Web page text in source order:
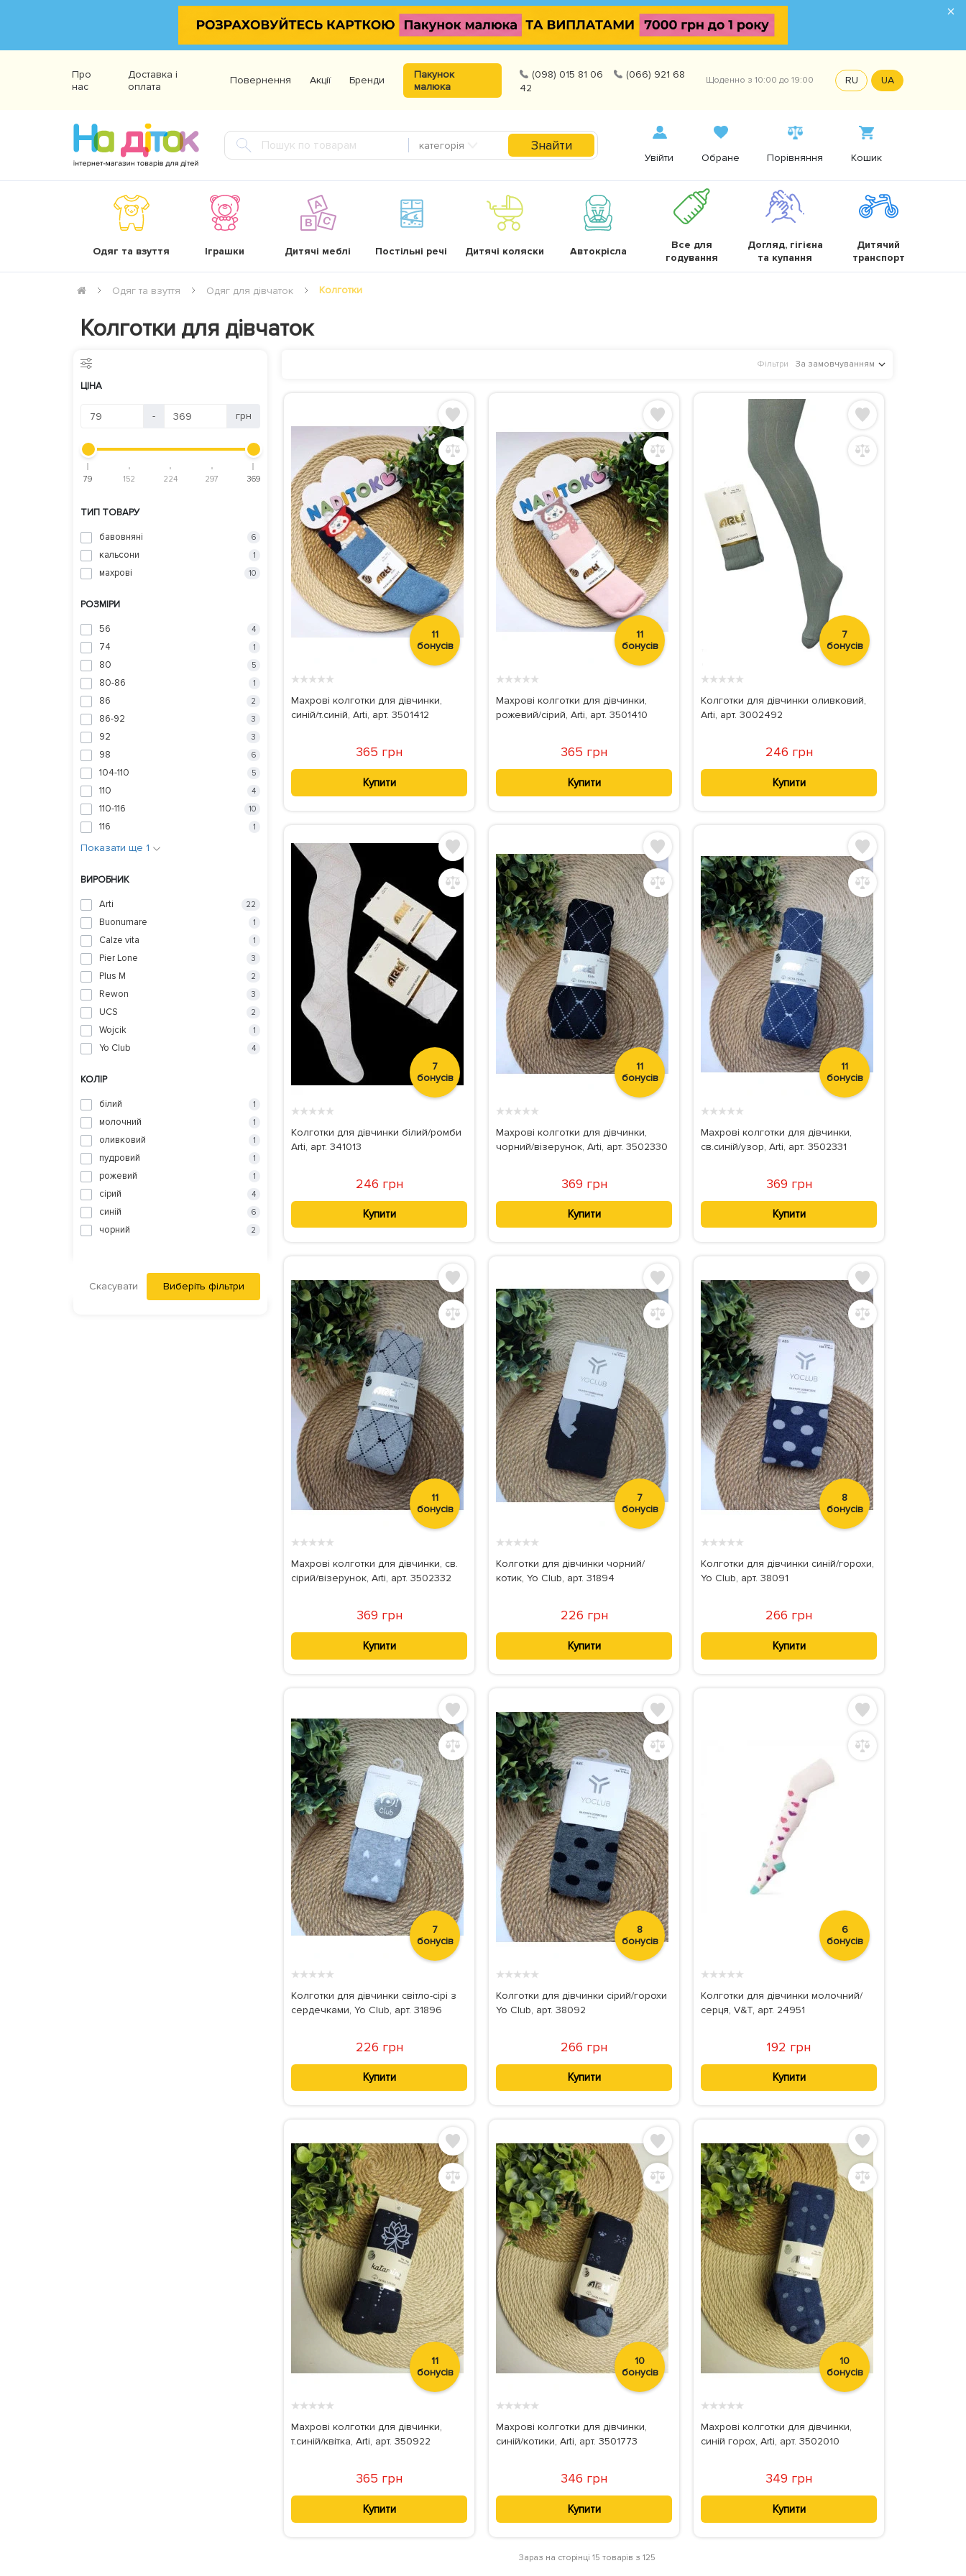
×
Про
нас
Доставка і
оплата
Повернення Акції Бренди
Пакунок
малюка
(098) 015 81 06
(066) 921 68
42
Щоденно з 10:00 до 19:00 RU UA
категорія Знайти
Увійти Обране Порівняння Кошик
Одяг та взуття Іграшки Дитячі меблі Постільні речі Дитячі коляски Автокрісла
Все для
годування
Догляд, гігієна
та купання
Дитячий
транспорт
Одяг та взуття Одяг для дівчаток Колготки
Колготки для дівчаток
ЦІНА
- грн
79 152 224 297 369
ТИП ТОВАРУ
бавовняні 6
кальсони 1
махрові 10
РОЗМІРИ
56 4
74 1
80 5
80-86 1
86 2
86-92 3
92 3
98 6
104-110 5
110 4
110-116 10
116 1
Показати ще 1
ВИРОБНИК
Arti 22
Buonumare 1
Calze vita 1
Pier Lone 3
Plus M 2
Rewon 3
UCS 2
Wojcik 1
Yo Club 4
КОЛІР
білий 1
молочний 1
оливковий 1
пудровий 1
рожевий 1
сірий 4
синій 6
чорний 2
Скасувати Виберіть фільтри
Фільтри За замовчуванням
11
бонусів
★★★★★
Махрові колготки для дівчинки,
синій/т.синій, Arti, арт. 3501412
365 грн
Купити
11
бонусів
★★★★★
Махрові колготки для дівчинки,
рожевий/сірий, Arti, арт. 3501410
365 грн
Купити
7
бонусів
★★★★★
Колготки для дівчинки оливковий,
Arti, арт. 3002492
246 грн
Купити
7
бонусів
★★★★★
Колготки для дівчинки білий/ромби
Arti, арт. 341013
246 грн
Купити
11
бонусів
★★★★★
Махрові колготки для дівчинки,
чорний/візерунок, Arti, арт. 3502330
369 грн
Купити
11
бонусів
★★★★★
Махрові колготки для дівчинки,
св.синій/узор, Arti, арт. 3502331
369 грн
Купити
11
бонусів
★★★★★
Махрові колготки для дівчинки, св.
сірий/візерунок, Arti, арт. 3502332
369 грн
Купити
7
бонусів
★★★★★
Колготки для дівчинки чорний/
котик, Yo Club, арт. 31894
226 грн
Купити
8
бонусів
★★★★★
Колготки для дівчинки синій/горохи,
Yo Club, арт. 38091
266 грн
Купити
7
бонусів
★★★★★
Колготки для дівчинки світло-сірі з
сердечками, Yo Club, арт. 31896
226 грн
Купити
8
бонусів
★★★★★
Колготки для дівчинки сірий/горохи
Yo Club, арт. 38092
266 грн
Купити
6
бонусів
★★★★★
Колготки для дівчинки молочний/
серця, V&T, арт. 24951
192 грн
Купити
11
бонусів
★★★★★
Махрові колготки для дівчинки,
т.синій/квітка, Arti, арт. 350922
365 грн
Купити
10
бонусів
★★★★★
Махрові колготки для дівчинки,
синій/котики, Arti, арт. 3501773
346 грн
Купити
10
бонусів
★★★★★
Махрові колготки для дівчинки,
синій горох, Arti, арт. 3502010
349 грн
Купити
Зараз на сторінці 15 товарів з 125